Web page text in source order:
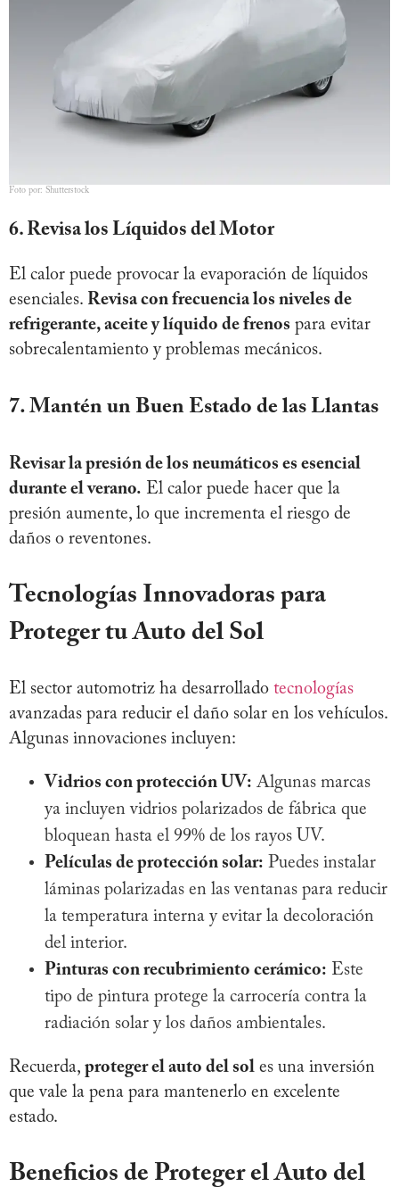
Foto por: Shutterstock
6. Revisa los Líquidos del Motor
El calor puede provocar la evaporación de líquidos
esenciales. Revisa con frecuencia los niveles de
refrigerante, aceite y líquido de frenos para evitar
sobrecalentamiento y problemas mecánicos.
7. Mantén un Buen Estado de las Llantas
Revisar la presión de los neumáticos es esencial
durante el verano. El calor puede hacer que la
presión aumente, lo que incrementa el riesgo de
daños o reventones.
Tecnologías Innovadoras para
Proteger tu Auto del Sol
El sector automotriz ha desarrollado tecnologías
avanzadas para reducir el daño solar en los vehículos.
Algunas innovaciones incluyen:
Vidrios con protección UV: Algunas marcas
ya incluyen vidrios polarizados de fábrica que
bloquean hasta el 99% de los rayos UV.
Películas de protección solar: Puedes instalar
láminas polarizadas en las ventanas para reducir
la temperatura interna y evitar la decoloración
del interior.
Pinturas con recubrimiento cerámico: Este
tipo de pintura protege la carrocería contra la
radiación solar y los daños ambientales.
Recuerda, proteger el auto del sol es una inversión
que vale la pena para mantenerlo en excelente
estado.
Beneficios de Proteger el Auto del